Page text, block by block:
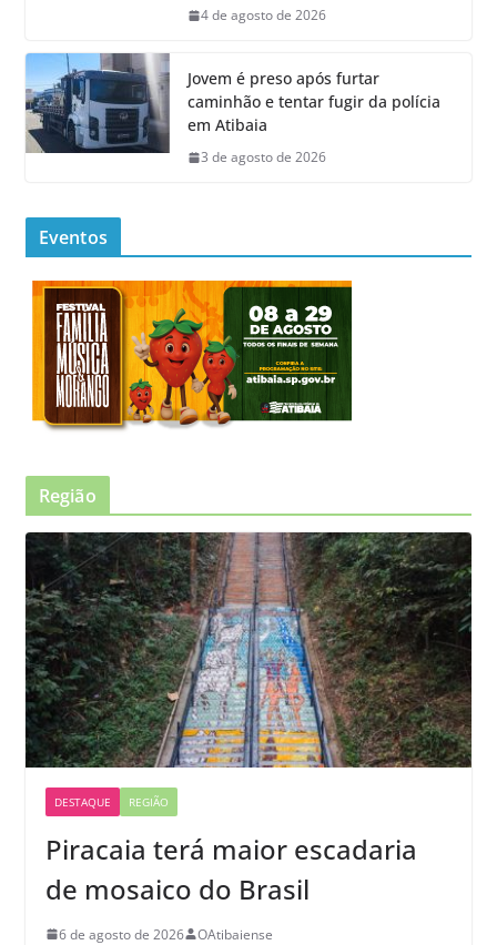
4 de agosto de 2026
Jovem é preso após furtar
caminhão e tentar fugir da polícia
em Atibaia
3 de agosto de 2026
Eventos
Região
DESTAQUE REGIÃO
Piracaia terá maior escadaria
de mosaico do Brasil
6 de agosto de 2026 OAtibaiense